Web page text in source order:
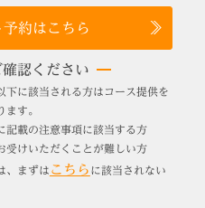
約はこちら
認ください
に該当される方はコース提供を
す。
記載の注意事項に該当する方
受けいただくことが難しい方
、まずは こちら に該当されない